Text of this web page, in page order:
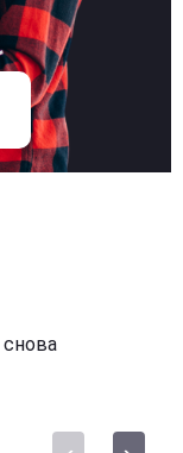
снова